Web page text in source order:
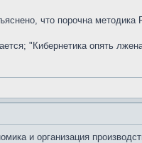
что порочна методика
"Кибернетика опять
и организация